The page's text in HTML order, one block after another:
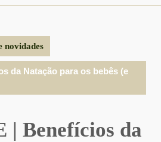
novidades
da Natação para os bebês (e
| Benefícios da